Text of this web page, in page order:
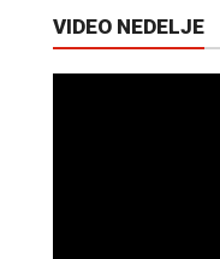
VIDEO NEDELJE